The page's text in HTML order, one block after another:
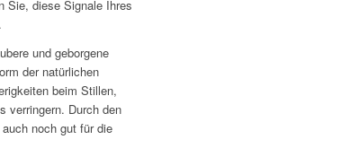
Sie, diese Signale Ihres
und geborgene
der natürlichen
beim Stillen,
verringern. Durch den
noch gut für die